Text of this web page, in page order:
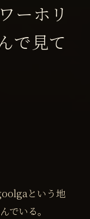
ーホリ
で見て
という地
でいる。